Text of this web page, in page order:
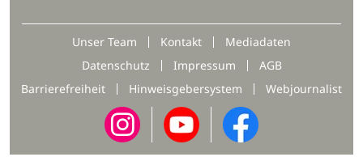
Unser Team Kontakt
Mediadaten
Datenschutz
Impressum
AGB
Barrierefreiheit
Hinweisgebersystem Webjournalist